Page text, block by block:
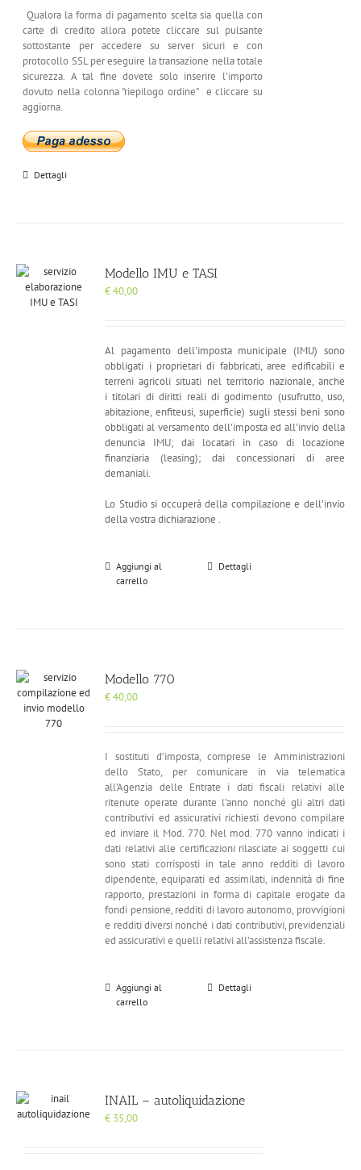
Qualora la forma di pagamento scelta sia quella con
carte di credito allora potete cliccare sul pulsante
sottostante per accedere su server sicuri e con
protocollo SSL per eseguire la transazione nella totale
sicurezza. A tal fine dovete solo inserire l'importo
dovuto nella colonna "riepilogo ordine" e cliccare su
aggiorna.
Dettagli
Modello IMU e TASI
€40,00
Al pagamento dell'imposta municipale (IMU) sono
obbligati i proprietari di fabbricati, aree edificabili e
terreni agricoli situati nel territorio nazionale, anche
i titolari di diritti reali di godimento (usufrutto, uso,
abitazione, enfiteusi, superficie) sugli stessi beni sono
obbligati al versamento dell'imposta ed all'invio della
denuncia IMU; dai locatari in caso di locazione
finanziaria (leasing); dai concessionari di aree
demaniali.
Lo Studio si occuperà della compilazione e dell'invio
della vostra dichiarazione .
Aggiungi al
carrello
Dettagli
Modello 770
€40,00
I sostituti d’imposta, comprese le Amministrazioni
dello Stato, per comunicare in via telematica
all’Agenzia delle Entrate i dati fiscali relativi alle
ritenute operate durante l’anno nonché gli altri dati
contributivi ed assicurativi richiesti devono compilare
ed inviare il Mod. 770. Nel mod. 770 vanno indicati i
dati relativi alle certificazioni rilasciate ai soggetti cui
sono stati corrisposti in tale anno redditi di lavoro
dipendente, equiparati ed assimilati, indennità di fine
rapporto, prestazioni in forma di capitale erogate da
fondi pensione, redditi di lavoro autonomo, provvigioni
e redditi diversi nonché i dati contributivi, previdenziali
ed assicurativi e quelli relativi all’assistenza fiscale.
Aggiungi al
carrello
Dettagli
INAIL – autoliquidazione
€ 35,00